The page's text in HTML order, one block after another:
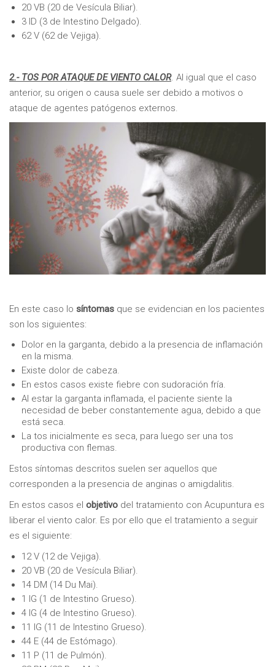
20 VB (20 de Vesícula Biliar).
3 ID (3 de Intestino Delgado).
62 V (62 de Vejiga).
2.- TOS POR ATAQUE DE VIENTO CALOR. Al igual que el caso
anterior, su origen o causa suele ser debido a motivos o
ataque de agentes patógenos externos.
En este caso lo síntomas que se evidencian en los pacientes
son los siguientes:
Dolor en la garganta, debido a la presencia de inflamación
en la misma.
Existe dolor de cabeza.
En estos casos existe fiebre con sudoración fría.
Al estar la garganta inflamada, el paciente siente la
necesidad de beber constantemente agua, debido a que
está seca.
La tos inicialmente es seca, para luego ser una tos
productiva con flemas.
Estos síntomas descritos suelen ser aquellos que
corresponden a la presencia de anginas o amigdalitis.
En estos casos el objetivo del tratamiento con Acupuntura es
liberar el viento calor. Es por ello que el tratamiento a seguir
es el siguiente:
12 V (12 de Vejiga).
20 VB (20 de Vesícula Biliar).
14 DM (14 Du Mai).
1 IG (1 de Intestino Grueso).
4 IG (4 de Intestino Grueso).
11 IG (11 de Intestino Grueso).
44 E (44 de Estómago).
11 P (11 de Pulmón).